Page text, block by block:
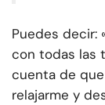
Puedes decir:
con todas las
cuenta de
relajarme y